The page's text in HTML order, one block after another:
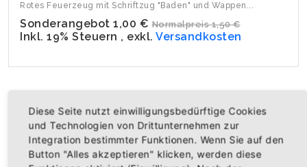
Rotes Feuerzeug mit Schriftzug "Baden" und Wappen...
Sonderangebot 1,00 € Normalpreis 1,50 €
Inkl. 19% Steuern , exkl. Versandkosten
ANGEBOT
Diese Seite nutzt einwilligungsbedürftige Cookies
und Technologien von Drittunternehmen zur
Integration bestimmter Funktionen. Wenn Sie auf den
Button "Alles akzeptieren" klicken, werden diese